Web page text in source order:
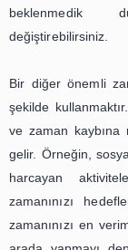
Zaman
olmak için
olduğu için,